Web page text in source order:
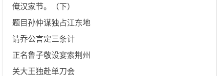
俺汉家节。（下）
题目孙仲谋独占江东地
请乔公言定三条计
正名鲁子敬设宴索荆州
关大王独赴单刀会